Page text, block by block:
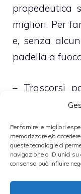
Per fornire le migliori
memorizzare e/o
queste tecnologie ci
navigazione o ID unici
consenso può influire
propedeutica
migliori. Per
e, senza
padella a
– Trascorsi
buttare i
nella propria
precedenza